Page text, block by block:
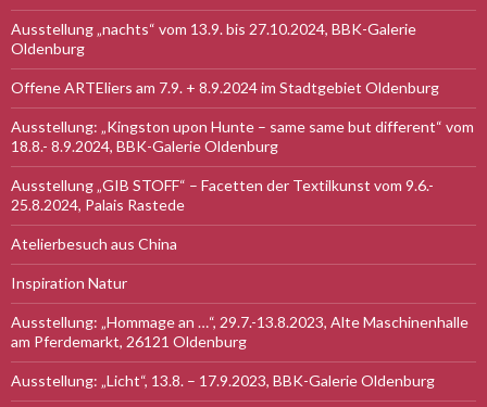
Ausstellung „nachts“ vom 13.9. bis 27.10.2024, BBK-Galerie
Oldenburg
Offene ARTEliers am 7.9. + 8.9.2024 im Stadtgebiet Oldenburg
Ausstellung: „Kingston upon Hunte – same same but different“ vom
18.8.- 8.9.2024, BBK-Galerie Oldenburg
Ausstellung „GIB STOFF“ – Facetten der Textilkunst vom 9.6.-
25.8.2024, Palais Rastede
Atelierbesuch aus China
Inspiration Natur
Ausstellung: „Hommage an …“, 29.7.-13.8.2023, Alte Maschinenhalle
am Pferdemarkt, 26121 Oldenburg
Ausstellung: „Licht“, 13.8. – 17.9.2023, BBK-Galerie Oldenburg